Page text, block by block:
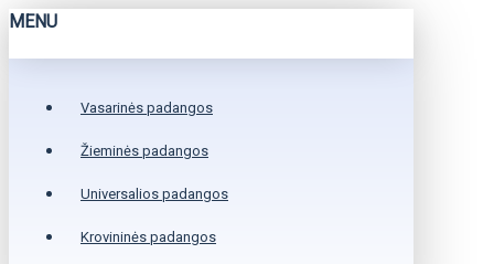
MENU
Vasarinės padangos
Žieminės padangos
Universalios padangos
Krovininės padangos